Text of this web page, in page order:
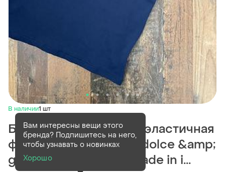
В наличии1 шт
Брендовая винтажная эластичная
футболка от d&amp;g dolce &amp;
gabbana underwear made in i...
Вам интересны вещи этого
бренда? Подпишитесь на него,
чтобы узнавать о новинках
Хорошо